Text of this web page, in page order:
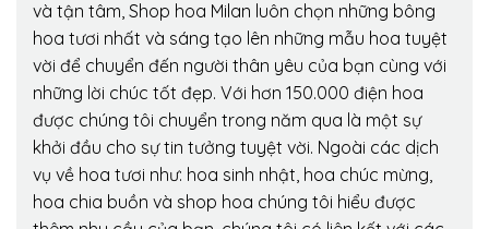
và tận tâm, Shop hoa Milan luôn chọn những bông
hoa tươi nhất và sáng tạo lên những mẫu hoa tuyệt
vời để chuyển đến người thân yêu của bạn cùng với
những lời chúc tốt đẹp. Với hơn 150.000 điện hoa
được chúng tôi chuyển trong năm qua là một sự
khởi đầu cho sự tin tưởng tuyệt vời. Ngoài các dịch
vụ về hoa tươi như: hoa sinh nhật, hoa chúc mừng,
hoa chia buồn và shop hoa chúng tôi hiểu được